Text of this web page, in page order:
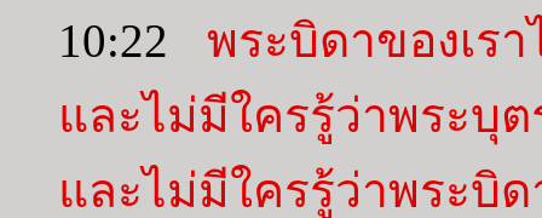
10:22 พระบิดาของเร
และไม่มีใครรู้ว่าพระบุ
และไม่มีใครรู้ว่าพระบิ